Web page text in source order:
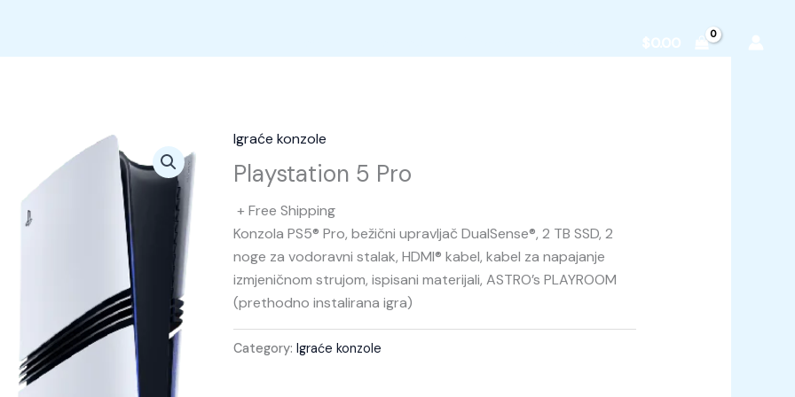
$0.00
Igraće konzole
Playstation 5 Pro
+ Free Shipping
Konzola PS5® Pro, bežični upravljač DualSense®, 2 TB SSD, 2
noge za vodoravni stalak, HDMI® kabel, kabel za napajanje
izmjeničnom strujom, ispisani materijali, ASTRO’s PLAYROOM
(prethodno instalirana igra)
Category:Igraće konzole